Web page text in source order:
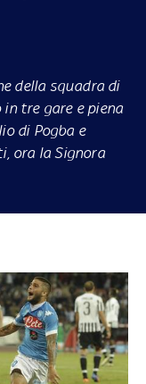
della squadra di
tre gare e piena
di Pogba e
ora la Signora